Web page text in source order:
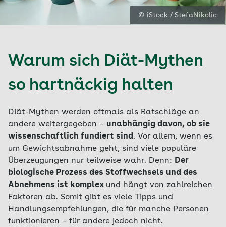
© iStock / StefaNikolic
Warum sich Diät-Mythen
so hartnäckig halten
Diät-Mythen werden oftmals als Ratschläge an
andere weitergegeben – unabhängig davon, ob sie
wissenschaftlich fundiert sind . Vor allem, wenn es
um Gewichtsabnahme geht, sind viele populäre
Überzeugungen nur teilweise wahr. Denn: Der
biologische Prozess des Stoffwechsels und des
Abnehmens ist komplex und hängt von zahlreichen
Faktoren ab. Somit gibt es viele Tipps und
Handlungsempfehlungen, die für manche Personen
funktionieren – für andere jedoch nicht.